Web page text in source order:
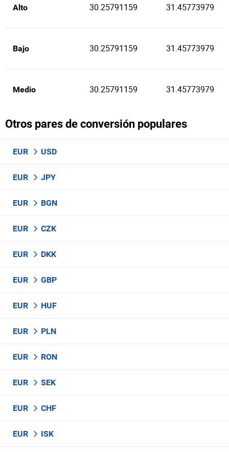
Alto 30.25791159 31.45773979
Bajo 30.25791159 31.45773979
Medio 30.25791159 31.45773979
Otros pares de conversión populares
EUR USD
EUR JPY
EUR BGN
EUR CZK
EUR DKK
EUR GBP
EUR HUF
EUR PLN
EUR RON
EUR SEK
EUR CHF
EUR ISK